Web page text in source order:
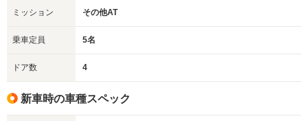
ミッション その他AT
乗車定員 5名
ドア数 4
新車時の車種スペック